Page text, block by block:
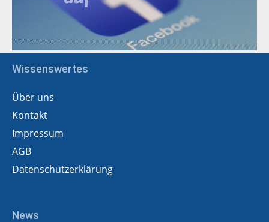
Wissenswertes
Über uns
Kontakt
Impressum
AGB
Datenschutzerklärung
News